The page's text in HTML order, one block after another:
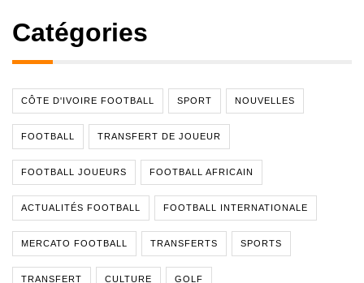
Catégories
CÔTE D'IVOIRE FOOTBALL SPORT NOUVELLES
FOOTBALL TRANSFERT DE JOUEUR
FOOTBALL JOUEURS FOOTBALL AFRICAIN
ACTUALITÉS FOOTBALL FOOTBALL INTERNATIONALE
MERCATO FOOTBALL TRANSFERTS SPORTS
TRANSFERT CULTURE GOLF